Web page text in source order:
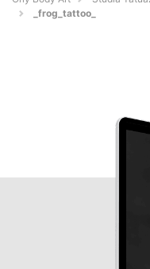
_frog_tattoo_